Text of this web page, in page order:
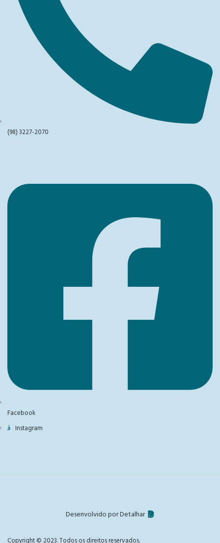
(98) 3227-2070
Facebook
Instagram
Desenvolvido por Detalhar
Copyright © 2023. Todos os direitos reservados.